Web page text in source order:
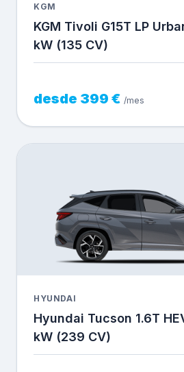
KGM
KGM Tivoli G15T LP
kW (135 CV)
desde 399 € /mes
HYUNDAI
Hyundai Tucson 1.6T
kW (239 CV)